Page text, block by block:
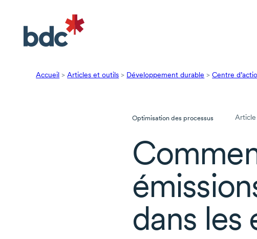
Accueil > Articles et outils > Développement durable > Centre
Optimisation des processus Article
dans les